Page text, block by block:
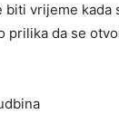
biti vrijeme kada
prilika da se